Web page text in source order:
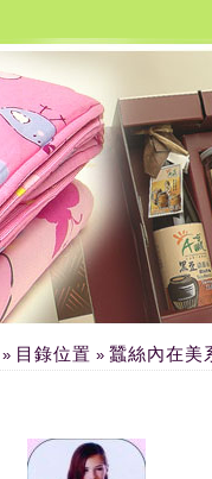
» 目錄位置 » 蠶絲內在美